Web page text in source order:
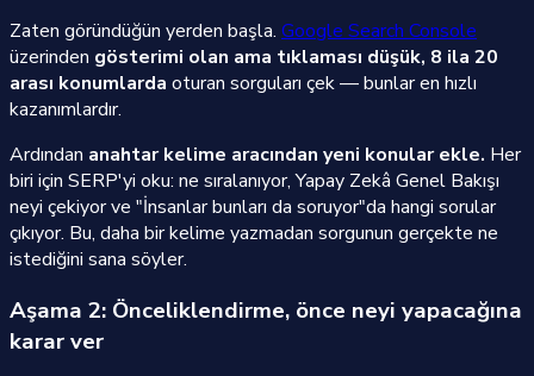
Zaten göründüğün yerden başla. Google Search Console
üzerinden gösterimi olan ama tıklaması düşük, 8 ila 20
arası konumlarda oturan sorguları çek — bunlar en hızlı
kazanımlardır.
Ardından anahtar kelime aracından yeni konular ekle. Her
biri için SERP'yi oku: ne sıralanıyor, Yapay Zekâ Genel Bakışı
neyi çekiyor ve "İnsanlar bunları da soruyor"da hangi sorular
çıkıyor. Bu, daha bir kelime yazmadan sorgunun gerçekte ne
istediğini sana söyler.
Aşama 2: Önceliklendirme, önce neyi yapacağına
karar ver